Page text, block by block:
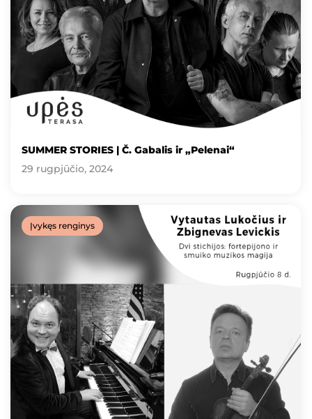
SUMMER STORIES | Č. Gabalis ir „Pelenai“
29 rugpjūčio, 2024
Įvykęs renginys